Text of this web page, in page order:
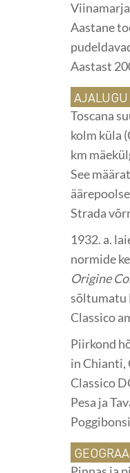
Aastane
Aastast
Toscana
kolm küla
km
See
Strada
1932. a.
normide
Origine
sõltumatu
Classico
Piirkond
in Chianti,
Classico
Pesa ja